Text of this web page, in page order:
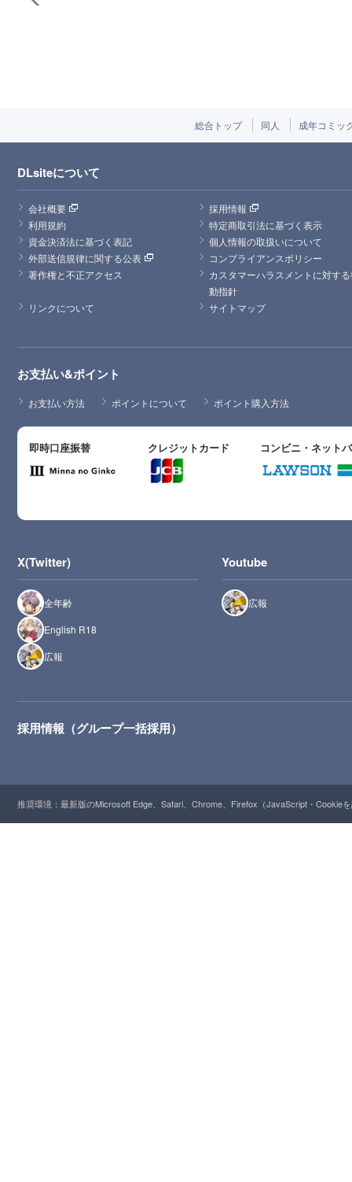
総合トップ 同人 成年コミッ
DLsiteについて
会社概要
採用情報
利用規約
特定商取引法に基づく表示
資金決済法に基づく表記
個人情報の取扱いについて
外部送信規律に関する公表
コンプライアンスポリシー
著作権と不正アクセス
カスタマーハラスメントに対す
動指針
リンクについて
サイトマップ
お支払い&ポイント
お支払い方法 ポイントについて ポイント購入方法
即時口座振替 クレジットカード コンビニ・ネット
X(Twitter)
全年齢
English R18
広報
Youtube
広報
採用情報（グループ一括採用）
推奨環境：最新版のMicrosoft Edge、Safari、Chrome、Firefox（JavaScript・Cookie